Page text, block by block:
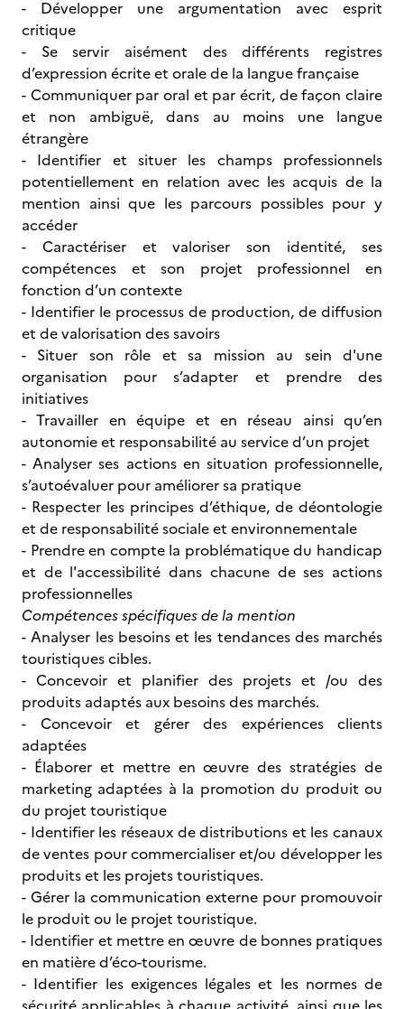
- Développer une argumentation avec esprit
critique
- Se servir aisément des différents registres
d’expression écrite et orale de la langue française
- Communiquer par oral et par écrit, de façon claire
et non ambiguë, dans au moins une langue
étrangère
- Identifier et situer les champs professionnels
potentiellement en relation avec les acquis de la
mention ainsi que les parcours possibles pour y
accéder
- Caractériser et valoriser son identité, ses
compétences et son projet professionnel en
fonction d’un contexte
- Identifier le processus de production, de diffusion
et de valorisation des savoirs
- Situer son rôle et sa mission au sein d'une
organisation pour s’adapter et prendre des
initiatives
- Travailler en équipe et en réseau ainsi qu’en
autonomie et responsabilité au service d’un projet
- Analyser ses actions en situation professionnelle,
s’autoévaluer pour améliorer sa pratique
- Respecter les principes d’éthique, de déontologie
et de responsabilité sociale et environnementale
- Prendre en compte la problématique du handicap
et de l'accessibilité dans chacune de ses actions
professionnelles
Compétences spécifiques de la mention
- Analyser les besoins et les tendances des marchés
touristiques cibles.
- Concevoir et planifier des projets et /ou des
produits adaptés aux besoins des marchés.
- Concevoir et gérer des expériences clients
adaptées
- Élaborer et mettre en œuvre des stratégies de
marketing adaptées à la promotion du produit ou
du projet touristique
- Identifier les réseaux de distributions et les canaux
de ventes pour commercialiser et/ou développer les
produits et les projets touristiques.
- Gérer la communication externe pour promouvoir
le produit ou le projet touristique.
- Identifier et mettre en œuvre de bonnes pratiques
en matière d’éco-tourisme.
- Identifier les exigences légales et les normes de